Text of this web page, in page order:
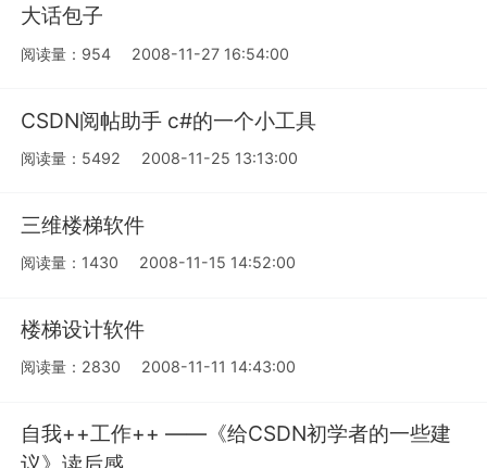
大话包子
阅读量：954 2008-11-27 16:54:00
CSDN阅帖助手 c#的一个小工具
阅读量：5492 2008-11-25 13:13:00
三维楼梯软件
阅读量：1430 2008-11-15 14:52:00
楼梯设计软件
阅读量：2830 2008-11-11 14:43:00
自我++工作++ ——《给CSDN初学者的一些建